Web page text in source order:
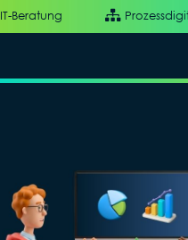
IT-Beratung